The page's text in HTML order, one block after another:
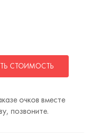
СТОИМОСТЬ
очков вместе
позвоните.